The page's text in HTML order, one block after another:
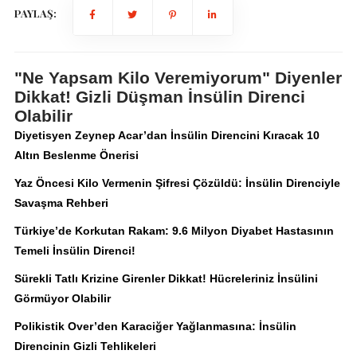
PAYLAŞ:
"Ne Yapsam Kilo Veremiyorum" Diyenler
Dikkat! Gizli Düşman İnsülin Direnci
Olabilir
Diyetisyen Zeynep Acar’dan İnsülin Direncini Kıracak 10
Altın Beslenme Önerisi
Yaz Öncesi Kilo Vermenin Şifresi Çözüldü: İnsülin Direnciyle
Savaşma Rehberi
Türkiye’de Korkutan Rakam: 9.6 Milyon Diyabet Hastasının
Temeli İnsülin Direnci!
Sürekli Tatlı Krizine Girenler Dikkat! Hücreleriniz İnsülini
Görmüyor Olabilir
Polikistik Over’den Karaciğer Yağlanmasına: İnsülin
Direncinin Gizli Tehlikeleri